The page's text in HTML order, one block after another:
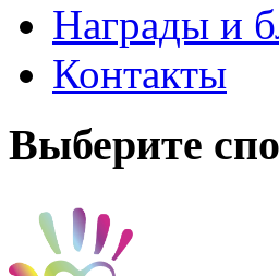
Награды и
Контакты
Выберите